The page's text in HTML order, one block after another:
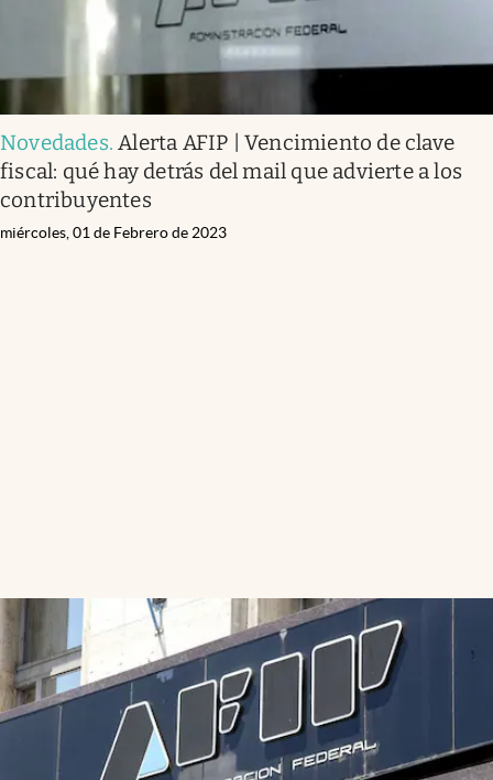
Novedades.Alerta AFIP | Vencimiento de clave
fiscal: qué hay detrás del mail que advierte a los
contribuyentes
miércoles, 01 de Febrero de 2023